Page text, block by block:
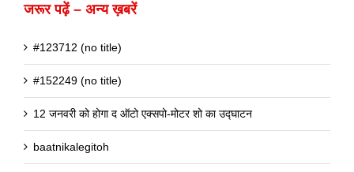
जरूर पढ़ें – अन्य ख़बरें
#123712 (no title)
#152249 (no title)
12 जनवरी को होगा द ऑटो एक्सपो-मोटर शो का उद्घाटन
baatnikalegitoh